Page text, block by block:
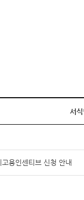
서
용인센티브 신청 안내